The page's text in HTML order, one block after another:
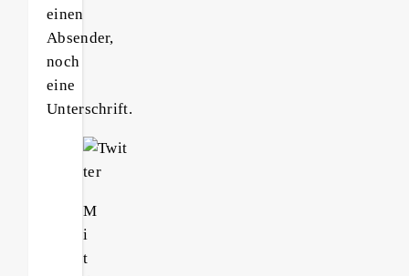
einen
Absender,
noch
eine
Unterschrift.
M
i
t